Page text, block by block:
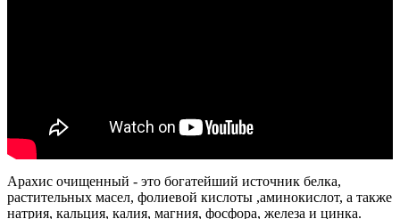
Арахис очищенный - это богатейший источник белка,
растительных масел, фолиевой кислоты ,аминокислот, а также
натрия, кальция, калия, магния, фосфора, железа и цинка.